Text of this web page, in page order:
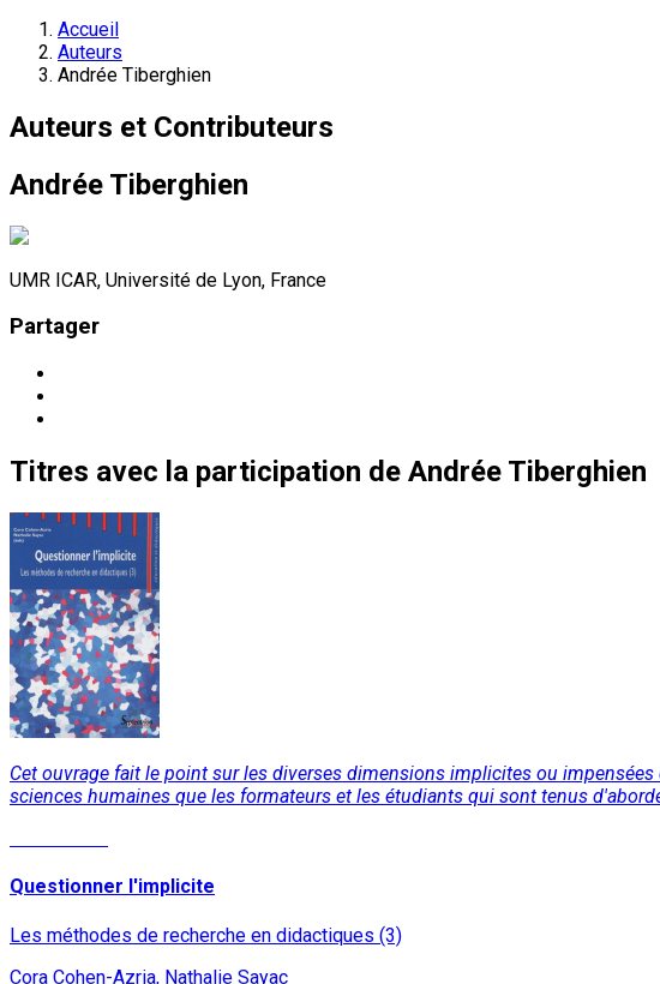
Accueil
Auteurs
Andrée Tiberghien
Auteurs et Contributeurs
Andrée Tiberghien
UMR ICAR, Université de Lyon, France
Partager
Titres avec la participation de Andrée Tiberghien
Cet ouvrage fait le point sur les diverses dimensions implicites ou
sciences humaines que les formateurs et les étudiants qui sont tenus
Questionner l'implicite
Les méthodes de recherche en didactiques (3)
Cora Cohen-Azria, Nathalie Sayac